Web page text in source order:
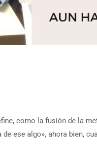
como la fusión de la
ese algo», ahora bien,